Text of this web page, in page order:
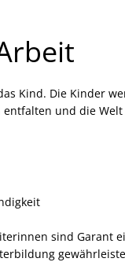
Kind. Die Kinder
und die Welt
sind Garant